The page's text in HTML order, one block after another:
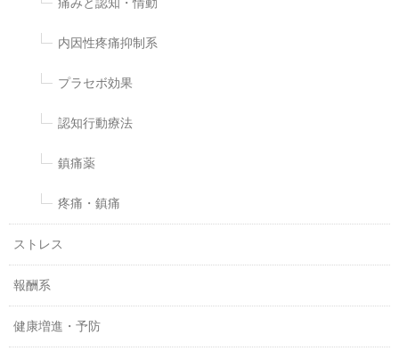
内因性疼痛抑制系
プラセボ効果
認知行動療法
鎮痛薬
疼痛・鎮痛
ストレス
報酬系
健康増進・予防